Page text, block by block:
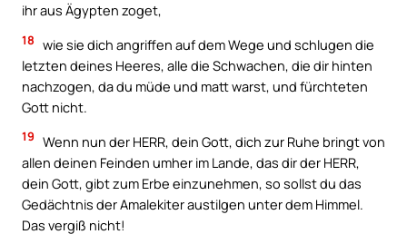
ihr aus Ägypten zoget,
18 wie sie dich angriffen auf dem Wege und schlugen die
letzten deines Heeres, alle die Schwachen, die dir hinten
nachzogen, da du müde und matt warst, und fürchteten
Gott nicht.
19 Wenn nun der HERR, dein Gott, dich zur Ruhe bringt von
allen deinen Feinden umher im Lande, das dir der HERR,
dein Gott, gibt zum Erbe einzunehmen, so sollst du das
Gedächtnis der Amalekiter austilgen unter dem Himmel.
Das vergiß nicht!